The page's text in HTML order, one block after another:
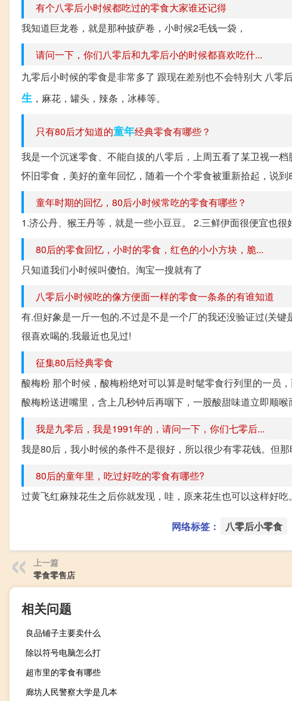
有个八零后小时候都吃过的零食大家谁还记得
我知道巨龙卷，就是那种披萨卷，小时候2毛钱一袋，
请问一下，你们八零后和九零后小的时候都喜欢吃什...
九零后小时候的零食是非常多了 跟现在差别也不会特别大 八零
生 ，麻花，罐头，辣条，冰棒等。
只有80后才知道的童年经典零食有哪些？
我是一个沉迷零食、不能自拔的八零后，上周五看了某卫视一
怀旧零食，美好的童年回忆，随着一个个零食被重新拾起，说
童年时期的回忆，80后小时候常吃的零食有哪些？
1.济公丹、猴王丹等，就是一些小豆豆。 2.三鲜伊面很便宜也
80后的零食回忆，小时的零食，红色的小小方块，脆...
只知道我们小时候叫傻怕。淘宝一搜就有了
八零后小时候吃的像方便面一样的零食一条条的有谁知道
有.但好象是一斤一包的.不过是不是一个厂的我还没验证过(关
很喜欢喝的.我最近也见过!
征集80后经典零食
酸梅粉 那个时候，酸梅粉绝对可以算是时髦零食行列里的一员
酸梅粉送进嘴里，含上几秒钟后再咽下，一股酸甜味道立即顺
我是九零后，我是1991年的，请问一下，你们七零后...
我是80后，我小时候的条件不是很好，所以很少有零花钱。但
80后的童年里，吃过好吃的零食有哪些?
过黄飞红麻辣花生之后你就发现，哇，原来花生也可以这样好
网络标签： 八零后小零食
上一篇
零食零售店
相关问题
良品铺子主要卖什么
除以符号电脑怎么打
超市里的零食有哪些
廊坊人民警察大学是几本